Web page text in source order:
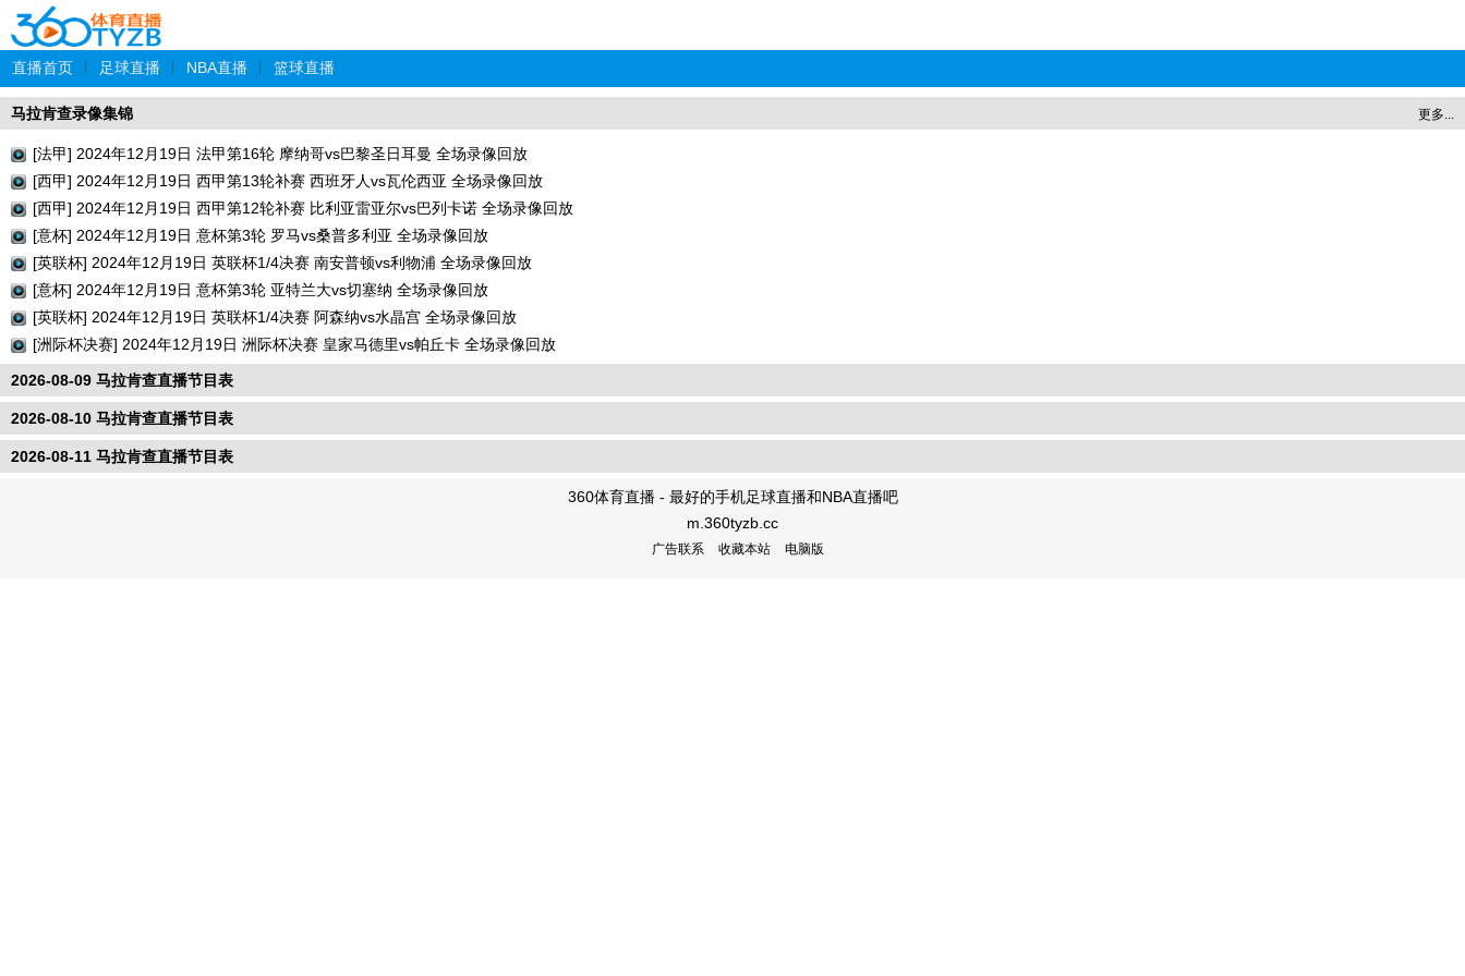
直播首页 足球直播 NBA直播 篮球直播
更多...
马拉肯查录像集锦
[法甲] 2024年12月19日 法甲第16轮 摩纳哥vs巴黎圣日耳曼 全场录像回放
[西甲] 2024年12月19日 西甲第13轮补赛 西班牙人vs瓦伦西亚 全场录像回放
[西甲] 2024年12月19日 西甲第12轮补赛 比利亚雷亚尔vs巴列卡诺 全场录像回放
[意杯] 2024年12月19日 意杯第3轮 罗马vs桑普多利亚 全场录像回放
[英联杯] 2024年12月19日 英联杯1/4决赛 南安普顿vs利物浦 全场录像回放
[意杯] 2024年12月19日 意杯第3轮 亚特兰大vs切塞纳 全场录像回放
[英联杯] 2024年12月19日 英联杯1/4决赛 阿森纳vs水晶宫 全场录像回放
[洲际杯决赛] 2024年12月19日 洲际杯决赛 皇家马德里vs帕丘卡 全场录像回放
2026-08-09 马拉肯查直播节目表
2026-08-10 马拉肯查直播节目表
2026-08-11 马拉肯查直播节目表
360体育直播 - 最好的手机足球直播和NBA直播吧
m.360tyzb.cc
广告联系 收藏本站 电脑版